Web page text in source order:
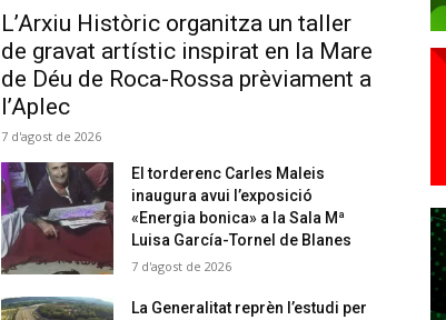
L’Arxiu Històric organitza un taller
de gravat artístic inspirat en la Mare
de Déu de Roca-Rossa prèviament a
l’Aplec
7 d'agost de 2026
El torderenc Carles Maleis
inaugura avui l’exposició
«Energia bonica» a la Sala Mª
Luisa García-Tornel de Blanes
7 d'agost de 2026
La Generalitat reprèn l’estudi per